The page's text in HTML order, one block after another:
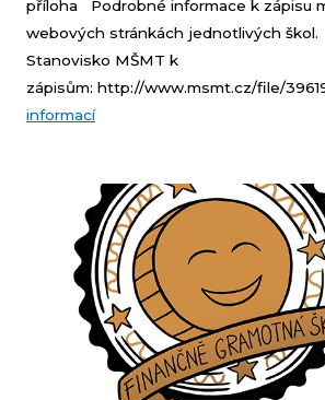
příloha Podrobné informace k zápisu
webových stránkách jednotlivých škol.
Stanovisko MŠMT k
zápisům: http://www.msmt.cz/file/
informací